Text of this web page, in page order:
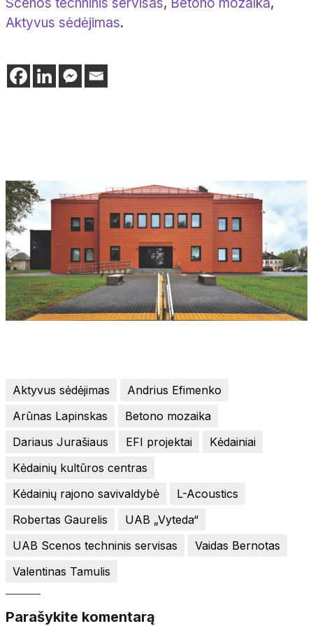
Aktyvus sėdėjimas.
Aktyvus sėdėjimas
Andrius Efimenko
Arūnas Lapinskas
Betono mozaika
Dariaus Jurašiaus
EFI projektai
Kėdainiai
Kėdainių kultūros centras
Kėdainių rajono savivaldybė
L-Acoustics
Robertas Gaurelis
UAB „Vyteda“
UAB Scenos techninis servisas
Vaidas Bernotas
Valentinas Tamulis
Parašykite komentarą